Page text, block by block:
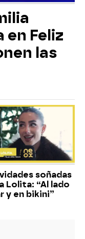
en Feliz
las
soñadas
Lolita: “Al lado
y en bikini”